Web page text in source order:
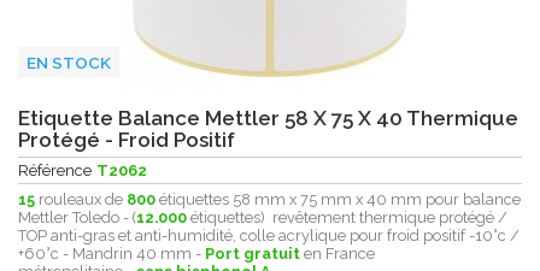
EN STOCK
Etiquette Balance Mettler 58 X 75 X 40 Thermique
Protégé - Froid Positif
Référence T2062
15 rouleaux de 800 étiquettes 58 mm x 75 mm x 40 mm pour balance
Mettler Toledo - (12.000 étiquettes) revêtement thermique protégé /
TOP anti-gras et anti-humidité, colle acrylique pour froid positif -10°c /
+60°c - Mandrin 40 mm - Port gratuit en France